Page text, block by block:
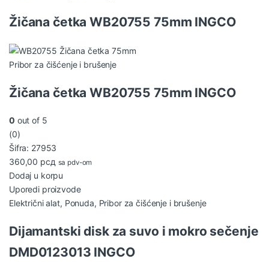
Žičana četka WB20755 75mm INGCO
Pribor za čišćenje i brušenje
Žičana četka WB20755 75mm INGCO
0 out of 5
(0)
Šifra: 27953
360,00 рсд sa pdv-om
Dodaj u korpu
Uporedi proizvode
Električni alat, Ponuda, Pribor za čišćenje i brušenje
Dijamantski disk za suvo i mokro sečenje
DMD0123013 INGCO